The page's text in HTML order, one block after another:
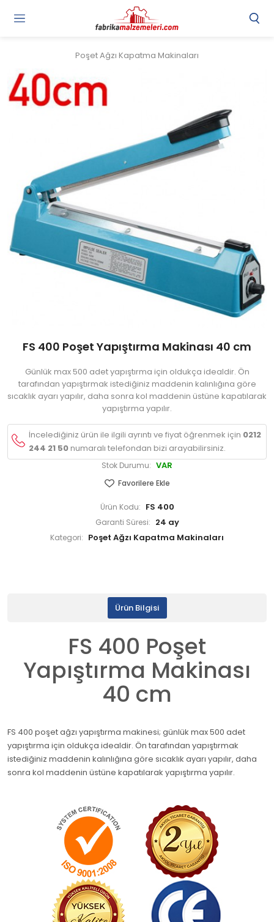
Poşet Ağzı Kapatma Makinaları
FS 400 Poşet Yapıştırma Makinası 40 cm
Günlük max 500 adet yapıştırma için oldukça idealdir. Ön
tarafından yapıştırmak istediğiniz maddenin kalınlığına göre
sıcaklık ayarı yapılır, daha sonra kol maddenin üstüne kapatılarak
yapıştırma yapılır.
İncelediğiniz ürün ile ilgili ayrıntı ve fiyat öğrenmek için 0212
244 21 50numaralı telefondan bizi arayabilirsiniz.
Stok Durumu: VAR
Favorilere Ekle
Ürün Kodu: FS 400
Garanti Süresi: 24 ay
Kategori: Poşet Ağzı Kapatma Makinaları
Ürün Bilgisi
FS 400 Poşet
Yapıştırma Makinası
40 cm
FS 400 poşet ağzı yapıştırma makinesi; günlük max 500 adet
yapıştırma için oldukça idealdir. Ön tarafından yapıştırmak
istediğiniz maddenin kalınlığına göre sıcaklık ayarı yapılır, daha
sonra kol maddenin üstüne kapatılarak yapıştırma yapılır.